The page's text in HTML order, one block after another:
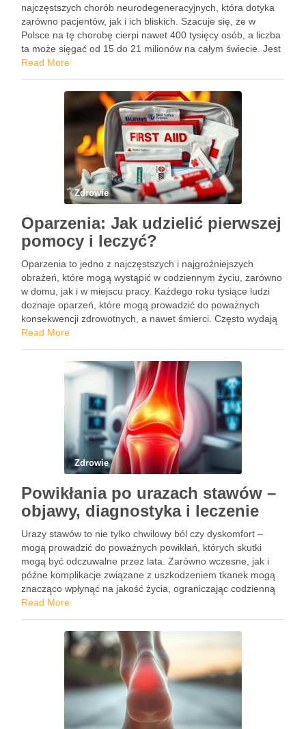
najczęstszych chorób neurodegeneracyjnych, która dotyka
zarówno pacjentów, jak i ich bliskich. Szacuje się, że w
Polsce na tę chorobę cierpi nawet 400 tysięcy osób, a liczba
ta może sięgać od 15 do 21 milionów na całym świecie. Jest
to schorzenie, które prowadzi do …
Read More
Zdrowie
Oparzenia: Jak udzielić pierwszej
pomocy i leczyć?
Oparzenia to jedno z najczęstszych i najgroźniejszych
obrażeń, które mogą wystąpić w codziennym życiu, zarówno
w domu, jak i w miejscu pracy. Każdego roku tysiące ludzi
doznaje oparzeń, które mogą prowadzić do poważnych
konsekwencji zdrowotnych, a nawet śmierci. Często wydają
się one wynikiem chwilowej nieuwagi – nieostrożne
Read More
Zdrowie
Powikłania po urazach stawów –
objawy, diagnostyka i leczenie
Urazy stawów to nie tylko chwilowy ból czy dyskomfort –
mogą prowadzić do poważnych powikłań, których skutki
mogą być odczuwalne przez lata. Zarówno wczesne, jak i
późne komplikacje związane z uszkodzeniem tkanek mogą
znacząco wpłynąć na jakość życia, ograniczając codzienną
aktywność i sprawność. Często ignorowane objawy, takie jak
Read More